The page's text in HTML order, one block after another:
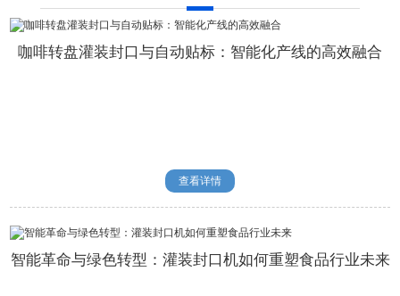
咖啡转盘灌装封口与自动贴标：智能化产线的高效融合
查看详情
智能革命与绿色转型：灌装封口机如何重塑食品行业未来